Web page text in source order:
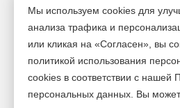
Королёв. Информация,
публичной
Версия для
Мы используем cookies для
анализа трафика и
или кликая на «Согласен», вы
политикой использования
cookies в соответствии с нашей
персональных данных. Вы